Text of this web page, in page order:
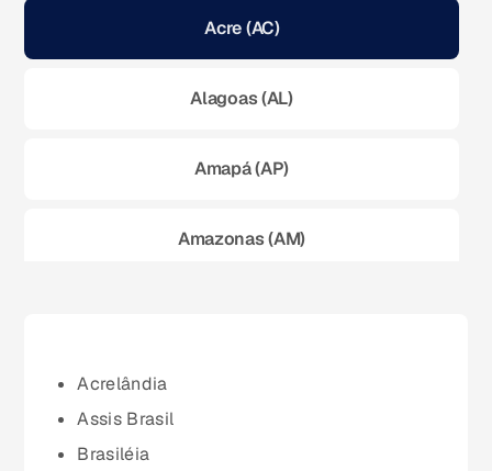
Acre (AC)
Alagoas (AL)
Amapá (AP)
Amazonas (AM)
Acrelândia
Assis Brasil
Brasiléia